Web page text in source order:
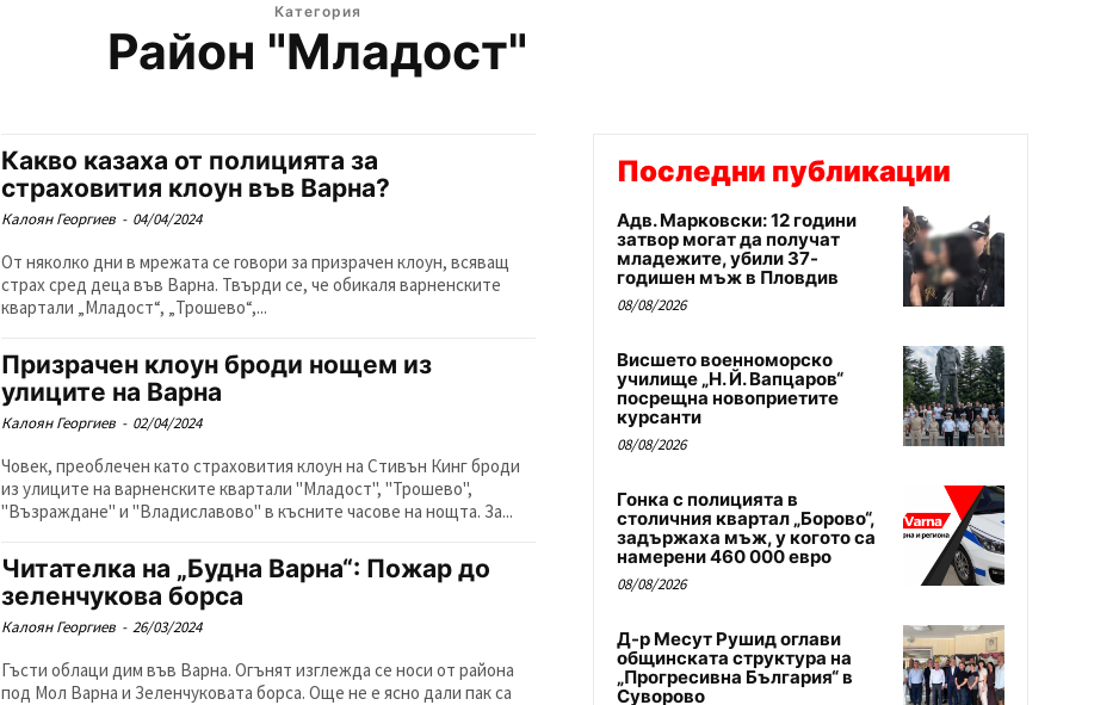
Категория
Район "Младост"
Какво казаха от полицията за
страховития клоун във Варна?
Калоян Георгиев - 04/04/2024
От няколко дни в мрежата се говори за призрачен клоун, всяващ
страх сред деца във Варна. Твърди се, че обикаля варненските
квартали „Младост“, „Трошево“,...
Призрачен клоун броди нощем из
улиците на Варна
Калоян Георгиев - 02/04/2024
Човек, преоблечен като страховития клоун на Стивън Кинг броди
из улиците на варненските квартали "Младост", "Трошево",
"Възраждане" и "Владиславово" в късните часове на нощта. За...
Читателка на „Будна Варна“: Пожар до
зеленчукова борса
Калоян Георгиев - 26/03/2024
Гъсти облаци дим във Варна. Огънят изглежда се носи от района
под Мол Варна и Зеленчуковата борса. Още не е ясно дали пак са
Последни публикации
Адв. Марковски: 12 години
затвор могат да получат
младежите, убили 37-
годишен мъж в Пловдив
08/08/2026
Висшето военноморско
училище „Н. Й. Вапцаров“
посрещна новоприетите
курсанти
08/08/2026
Гонка с полицията в
столичния квартал „Борово“,
задържаха мъж, у когото са
намерени 460 000 евро
08/08/2026
Д-р Месут Рушид оглави
общинската структура на
„Прогресивна България“ в
Суворово